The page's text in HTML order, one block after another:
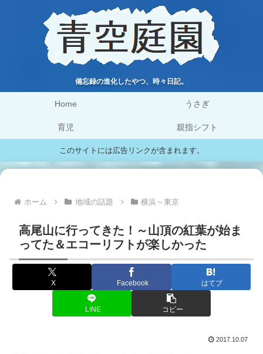
備忘録の進化したやつ、時々日記。
Home うさぎ
育児 親指シフト
このサイトには広告リンクが含まれます。
ホーム 地域の話題 横浜～東京
高尾山に行ってきた！～山頂の紅葉が始ま
ってた＆エコーリフトが楽しかった
X Facebook はてブ
LINE コピー
2017.10.07